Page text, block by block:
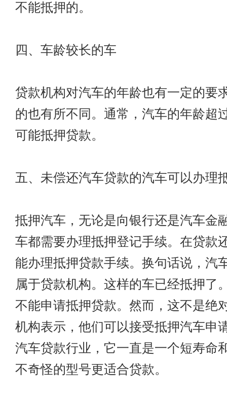
不能抵押的。
四、车龄较长的车
贷款机构对汽车的年龄也有一定的要
的也有所不同。通常，汽车的年龄超
可能抵押贷款。
五、未偿还汽车贷款的汽车可以办理
抵押汽车，无论是向银行还是汽车金
车都需要办理抵押登记手续。在贷款
能办理抵押贷款手续。换句话说，汽
属于贷款机构。这样的车已经抵押了
不能申请抵押贷款。然而，这不是绝
机构表示，他们可以接受抵押汽车申
汽车贷款行业，它一直是一个短寿命
不奇怪的型号更适合贷款。